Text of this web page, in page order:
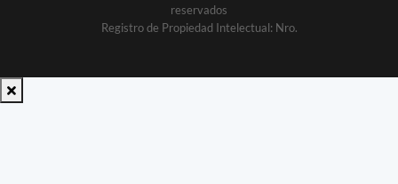
reservados
Registro de Propiedad Intelectual: Nro.